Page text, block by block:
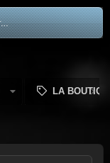
LA